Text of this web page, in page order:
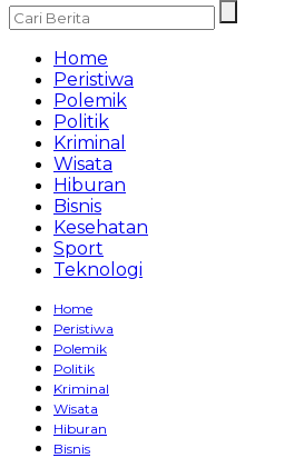
Home
Peristiwa
Polemik
Politik
Kriminal
Wisata
Hiburan
Bisnis
Kesehatan
Sport
Teknologi
Home
Peristiwa
Polemik
Politik
Kriminal
Wisata
Hiburan
Bisnis